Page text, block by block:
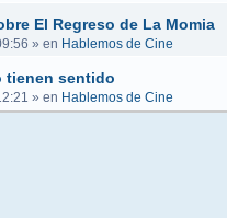
El Regreso de La Momia
» en Hablemos de Cine
tienen sentido
» en Hablemos de Cine